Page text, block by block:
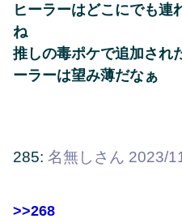
ヒーラーはどこにでも連
ね
推しの毒ポケで追加され
ーラーは望み薄だなぁ
285: 名無しさん 2023/
>>268